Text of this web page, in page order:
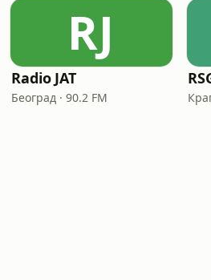
RJ
Radio JAT
Београд · 90.2 FM